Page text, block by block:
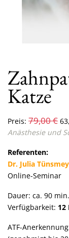
Katze
Preis: 79,00€
Anästhesie und
Referenten:
Dr. Julia
Online-Seminar
Dauer: ca. 90 min.
Verfügbarkeit: 12
ATF-